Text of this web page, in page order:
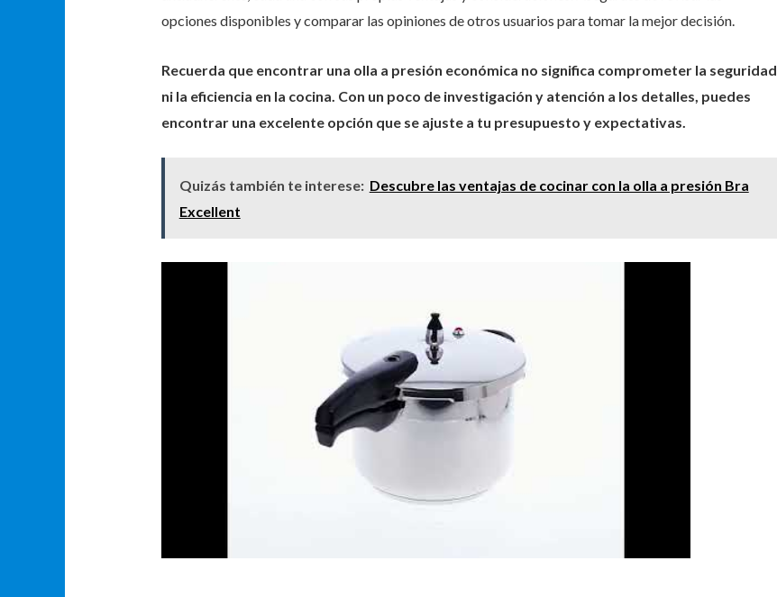
opciones disponibles y comparar las opiniones de otros usuarios para tomar la mejor decisión.
Recuerda que encontrar una olla a presión económica no significa comprometer la seguridad
ni la eficiencia en la cocina. Con un poco de investigación y atención a los detalles, puedes
encontrar una excelente opción que se ajuste a tu presupuesto y expectativas.
Quizás también te interese: Descubre las ventajas de cocinar con la olla a presión Bra
Excellent